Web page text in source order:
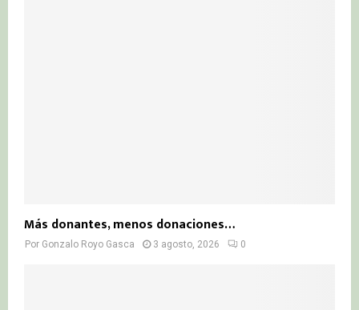
Más donantes, menos donaciones…
Por Gonzalo Royo Gasca 3 agosto, 2026 0